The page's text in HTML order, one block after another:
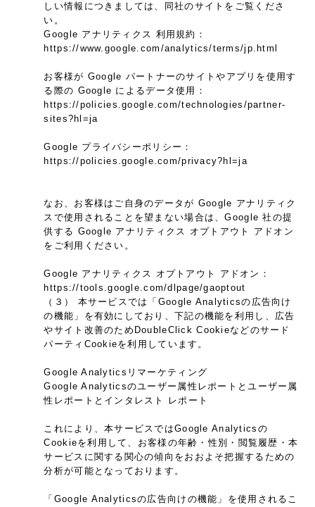
しい情報につきましては、同社のサイトをご覧くださ
い。
Google アナリティクス 利用規約：
https://www.google.com/analytics/terms/jp.html
お客様が Google パートナーのサイトやアプリを使用す
る際の Google によるデータ使用：
https://policies.google.com/technologies/partner-
sites?hl=ja
Google プライバシーポリシー：
https://policies.google.com/privacy?hl=ja
なお、お客様はご自身のデータが Google アナリティク
スで使用されることを望まない場合は、Google 社の提
供する Google アナリティクス オプトアウト アドオン
をご利用ください。
Google アナリティクス オプトアウト アドオン：
https://tools.google.com/dlpage/gaoptout
（３） 本サービスでは「Google Analyticsの広告向け
の機能」を有効にしており、下記の機能を利用し、広告
やサイト改善のためDoubleClick Cookieなどのサード
パーティCookieを利用しています。
Google Analyticsリマーケティング
Google Analyticsのユーザー属性レポートとユーザー属
性レポートとインタレスト レポート
これにより、本サービスではGoogle Analyticsの
Cookieを利用して、お客様の年齢・性別・閲覧履歴・本
サービスに関する関心の傾向をおおよそ把握するための
分析が可能となっております。
「Google Analyticsの広告向けの機能」を使用されるこ